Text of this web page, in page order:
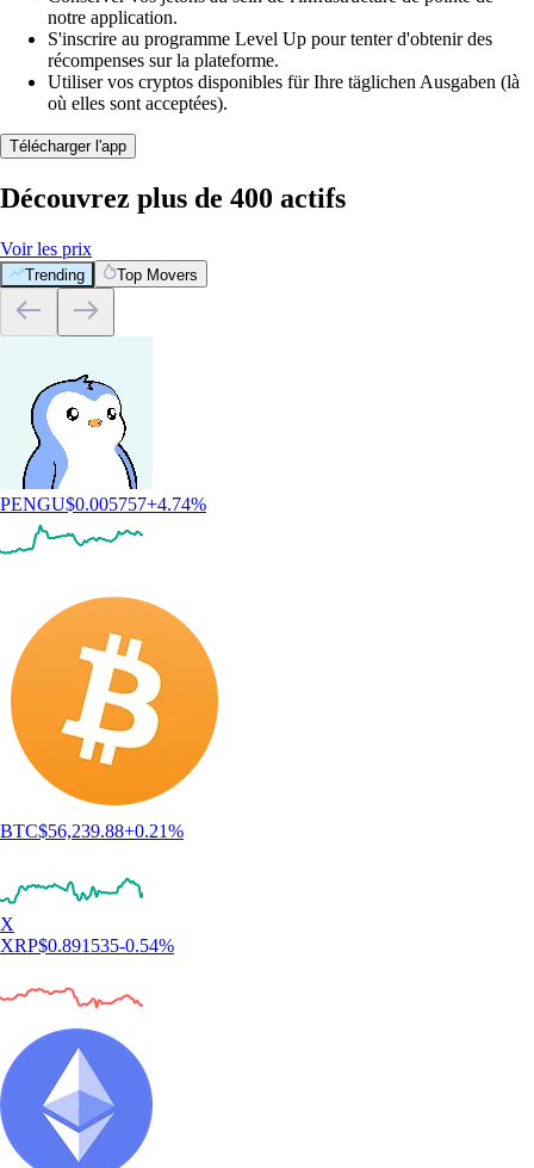
notre application.
S'inscrire au programme Level Up pour tenter d'obtenir des
récompenses sur la plateforme.
Utiliser vos cryptos disponibles für Ihre täglichen Ausgaben (là
où elles sont acceptées).
Télécharger l'app
Découvrez plus de 400 actifs
Voir les prix
Trending Top Movers
PENGU$0.005757+4.74%
BTC$56,239.88+0.21%
X
XRP$0.891535-0.54%